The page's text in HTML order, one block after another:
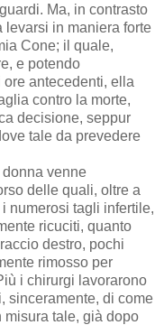
Ma, in contrasto
levarsi in maniera forte
Cone; il quale,
e potendo
antecedenti, ella
contro la morte,
decisione, seppur
tale da prevedere
donna venne
delle quali, oltre a
numerosi tagli infertile,
ricuciti, quanto
destro, pochi
rimosso per
i chirurgi lavorarono
sinceramente, di come
misura tale, già dopo